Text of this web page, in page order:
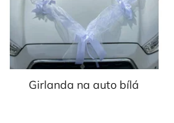
Girlanda na auto bílá